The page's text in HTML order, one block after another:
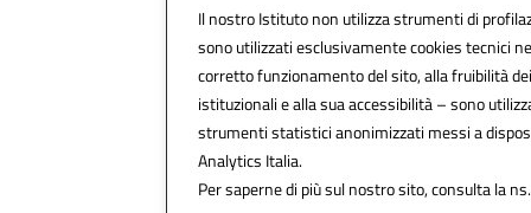
Il nostro Istituto non utilizza strumenti di
sono utilizzati esclusivamente cookies tecnici
corretto funzionamento del sito, alla fruibilità
istituzionali e alla sua accessibilità – sono
strumenti statistici anonimizzati messi a
Analytics Italia.
Per saperne di più sul nostro sito, consulta la ns.